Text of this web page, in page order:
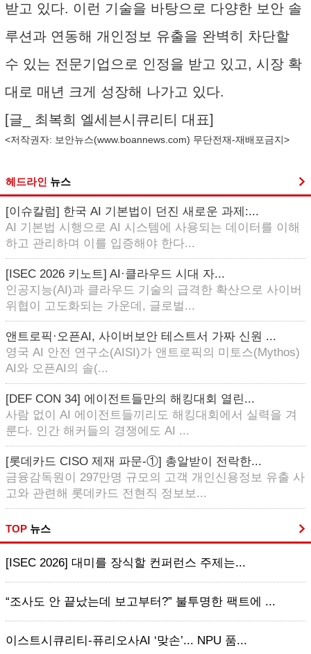
받고 있다. 이런 기술을 바탕으로 다양한 보안 솔
루션과 연동해 개인정보 유출을 완벽히 차단할
수 있는 전문기업으로 인정을 받고 있고, 시장 확
대로 매년 크게 성장해 나가고 있다.
[글_ 최복희 엘세븐시큐리티 대표]
<저작권자: 보안뉴스(www.boannews.com) 무단전재-재배포금지>
헤드라인 뉴스
[이슈칼럼] 한국 AI 기본법이 던진 새로운 과제:...
AI 기본법 시행으로 AI 시스템에 사용되는 데이터를 이해
하고 관리하며 이를 입증해야 한다...
[ISEC 2026 키노트] AI·클라우드 시대 자...
인공지능(AI)과 클라우드 기술의 급격한 확산으로 사이버
위협이 고도화되는 가운데, 글로벌...
앤트로픽·오픈AI, 사이버보안 테스트서 가짜 신원 ...
영국 AI 안전 연구소(AISI)가 앤트로픽의 미토스(Mythos)
AI와 오픈AI의 솔(...
[DEF CON 34] 에이전트들만의 해킹대회 열린...
사람 없이 AI 에이전트들끼리도 해킹대회에서 실력을 겨
룬다. 인간 해커들의 경쟁에도 AI ...
[롯데카드 CISO 제재 파문-①] 총알받이 전락한...
금융감독원이 297만명 규모의 고객 개인신용정보 유출 사
고와 관련해 롯데카드 전현직 정보보...
TOP 뉴스
[ISEC 2026] 대미를 장식할 컨퍼런스 주제는...
“조사도 안 끝났는데 보고부터?” 불투명한 팩트에 ...
이스트시큐리티-퓨리오사AI ‘맞손’... NPU 품...